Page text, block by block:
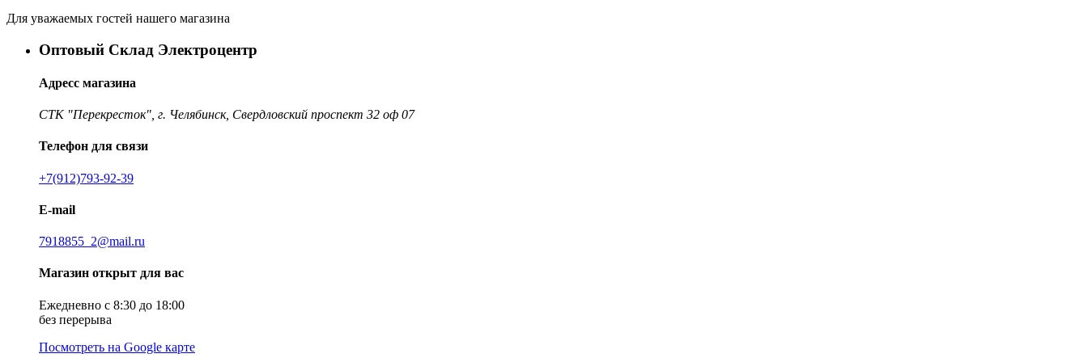
Для уважаемых гостей нашего магазина
Оптовый Склад Электроцентр
Адресс магазина
СТК "Перекресток", г. Челябинск, Свердловский проспект 32 оф 07
Телефон для связи
+7(912)793-92-39
E-mail
7918855_2@mail.ru
Магазин открыт для вас
Ежедневно с 8:30 до 18:00
без перерыва
Посмотреть на Google карте